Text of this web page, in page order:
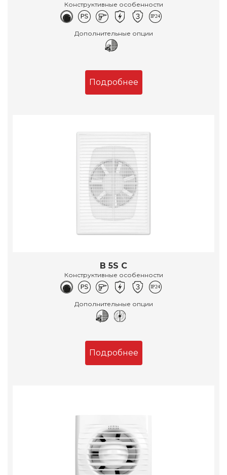
Конструктивные особенности
Дополнительные опции
Подробнее
B 5S C
Конструктивные особенности
Дополнительные опции
Подробнее